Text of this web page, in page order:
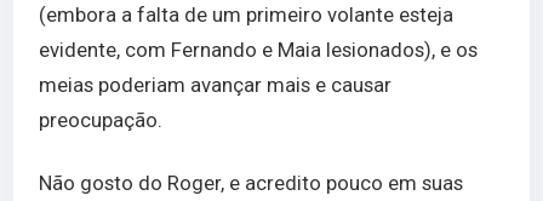
(embora a falta de um primeiro volante esteja
evidente, com Fernando e Maia lesionados), e os
meias poderiam avançar mais e causar
preocupação.
Não gosto do Roger, e acredito pouco em suas